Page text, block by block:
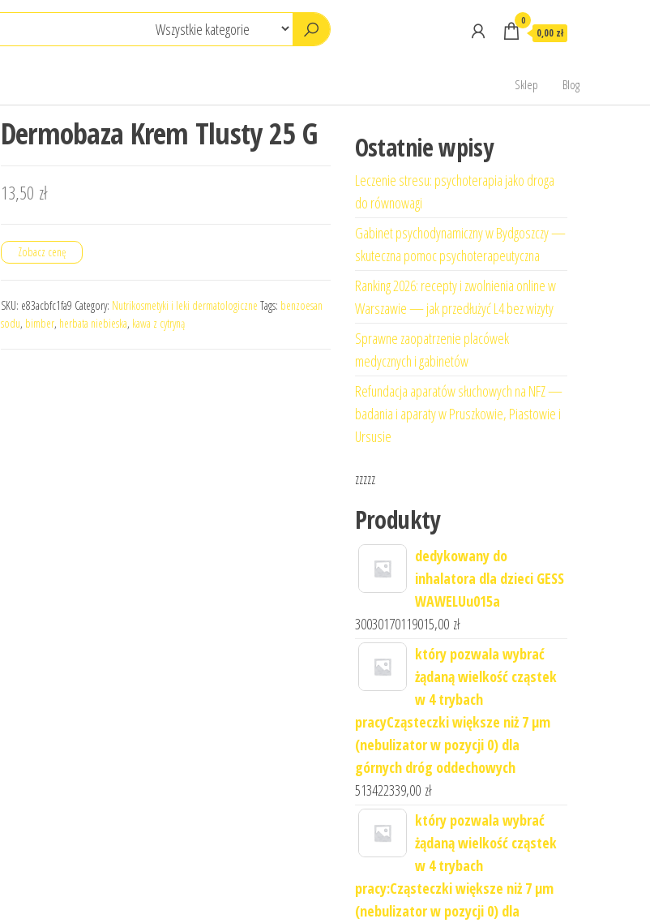
0
0,00 zł
Sklep Blog
Dermobaza Krem Tlusty 25 G
13,50 zł
Zobacz cenę
SKU: e83acbfc1fa9 Category: Nutrikosmetyki i leki dermatologiczne Tags: benzoesan
sodu, bimber, herbata niebieska, kawa z cytryną
Ostatnie wpisy
Leczenie stresu: psychoterapia jako droga
do równowagi
Gabinet psychodynamiczny w Bydgoszczy —
skuteczna pomoc psychoterapeutyczna
Ranking 2026: recepty i zwolnienia online w
Warszawie — jak przedłużyć L4 bez wizyty
Sprawne zaopatrzenie placówek
medycznych i gabinetów
Refundacja aparatów słuchowych na NFZ —
badania i aparaty w Pruszkowie, Piastowie i
Ursusie
zzzzz
Produkty
dedykowany do
inhalatora dla dzieci GESS
WAWELUu015a
30030170119015,00 zł
który pozwala wybrać
żądaną wielkość cząstek
w 4 trybach
pracyCząsteczki większe niż 7 μm
(nebulizator w pozycji 0) dla
górnych dróg oddechowych
513422339,00 zł
który pozwala wybrać
żądaną wielkość cząstek
w 4 trybach
pracy:Cząsteczki większe niż 7 μm
(nebulizator w pozycji 0) dla